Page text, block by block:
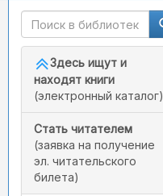
Здесь ищут и
находят книги
(электронный каталог)
Стать читателем
(заявка на получение
эл. читательского
билета)